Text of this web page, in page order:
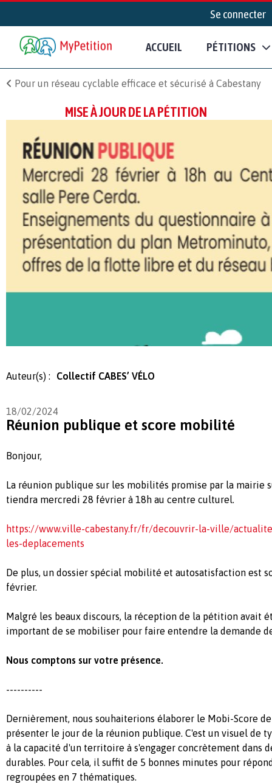
Se connecter
ACCUEIL PÉTITIONS
Pour un réseau cyclable efficace et sécurisé à Cabestany
MISE À JOUR DE LA PÉTITION
Auteur(s) : Collectif CABES’ VÉLO
18/02/2024
Réunion publique et score mobilité
Bonjour,
La réunion publique sur les mobilités promise par la mairie
tiendra mercredi 28 février à 18h au centre culturel.
https://www.ville-cabestany.fr/fr/decouvrir-la-ville/
les-deplacements
De plus, un dossier spécial mobilité et autosatisfaction est
février.
Malgré les beaux discours, la réception de la pétition avait
important de se mobiliser pour faire entendre la demande
Nous comptons sur votre présence.
----------
Dernièrement, nous souhaiterions élaborer le Mobi-Score
présenter le jour de la réunion publique. C'est un visuel de
à la capacité d'un territoire à s'engager concrètement dans
durables. Pour cela, il suffit de 5 bonnes minutes pour
regroupées en 7 thématiques.